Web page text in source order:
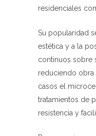
residenciales
Su popularidad
estética y a la
continuos sobre
reduciendo obra
casos el
tratamientos de
resistencia y